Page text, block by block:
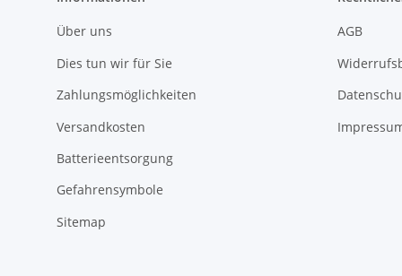
Über uns
Dies tun wir für Sie
Zahlungsmöglichkeiten
Versandkosten
Batterieentsorgung
Gefahrensymbole
Sitemap
AGB